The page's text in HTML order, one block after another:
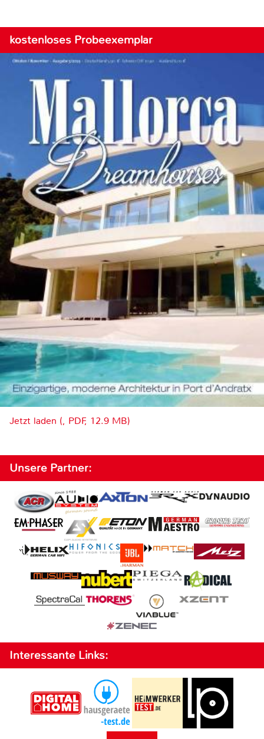
kostenloses Probeexemplar
Jetzt laden (, PDF, 12.9 MB)
Unsere Partner:
Interessante Links: